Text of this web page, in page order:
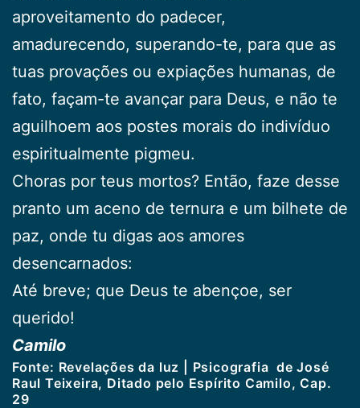
aproveitamento do padecer,
amadurecendo, superando-te, para que as
tuas provações ou expiações humanas, de
fato, façam-te avançar para Deus, e não te
aguilhoem aos postes morais do indivíduo
espiritualmente pigmeu.
Choras por teus mortos? Então, faze desse
pranto um aceno de ternura e um bilhete de
paz, onde tu digas aos amores
desencarnados:
Até breve; que Deus te abençoe, ser
querido!
Camilo
Fonte: Revelações da luz | Psicografia de José
Raul Teixeira, Ditado pelo Espírito Camilo, Cap.
29